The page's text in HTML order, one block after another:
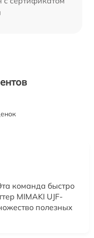
команда быстро
MIMAKI UJF-
полезных